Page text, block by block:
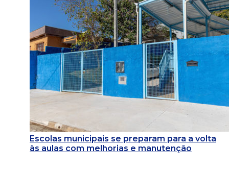
Escolas municipais se preparam para a volta
às aulas com melhorias e manutenção